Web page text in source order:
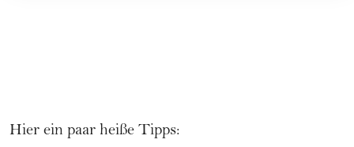
Hier ein paar heiße Tipps: